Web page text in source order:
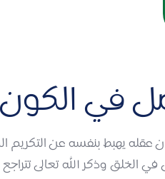
في
يهبط بنفسه عن التكريم
الخلق وذكر الله تعالى